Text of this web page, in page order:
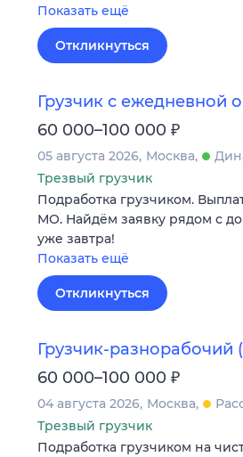
Показать ещё
Откликнуться
Грузчик с ежедневной
60 000–100 000 ₽
05 августа 2026 Москва
Трезвый грузчик
Подработка грузчиком.
МО. Найдём заявку рядом с
уже завтра!
Показать ещё
Откликнуться
Грузчик-
60 000–100 000 ₽
04 августа 2026 Москва
Трезвый грузчик
Подработка грузчиком на